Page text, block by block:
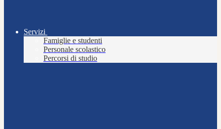
Servizi
Famiglie e studenti
Personale scolastico
Percorsi di studio